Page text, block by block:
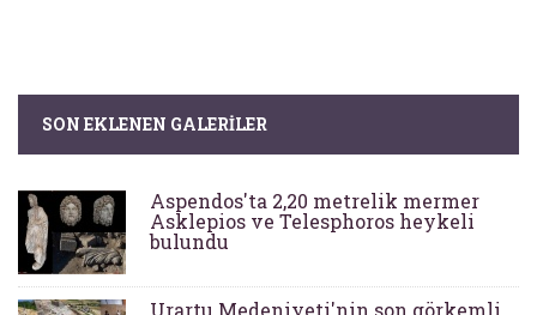
SON EKLENEN GALERILER
Aspendos'ta 2,20 metrelik mermer
Asklepios ve Telesphoros heykeli
bulundu
Urartu Medeniyeti'nin son görkemli